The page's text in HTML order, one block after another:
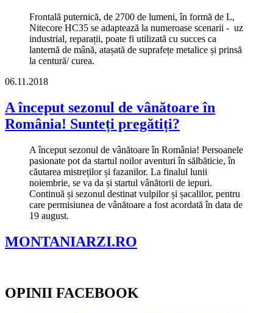
Frontală puternică, de 2700 de lumeni, în formă de L,
Nitecore HC35 se adaptează la numeroase scenarii - uz
industrial, reparații, poate fi utilizată cu succes ca
lanternă de mână, atașată de suprafețe metalice și prinsă
la centură/ curea.
06.11.2018
A început sezonul de vânătoare în
România! Sunteți pregătiți?
A început sezonul de vânătoare în România! Persoanele
pasionate pot da startul noilor aventuri în sălbăticie, în
căutarea mistreților și fazanilor. La finalul lunii
noiembrie, se va da și startul vânătorii de iepuri.
Continuă și sezonul destinat vulpilor și șacalilor, pentru
care permisiunea de vânătoare a fost acordată în data de
19 august.
MONTANIARZI.RO
OPINII FACEBOOK